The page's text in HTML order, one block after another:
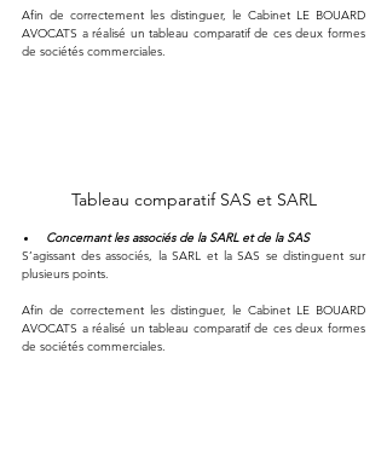
Afin de correctement les distinguer, le Cabinet LE BOUARD
AVOCATS a réalisé un tableau comparatif de ces deux formes
de sociétés commerciales.
Tableau comparatif SAS et SARL
Concernant les associés de la SARL et de la SAS
S’agissant des associés, la SARL et la SAS se distinguent sur
plusieurs points.
Afin de correctement les distinguer, le Cabinet LE BOUARD
AVOCATS a réalisé un tableau comparatif de ces deux formes
de sociétés commerciales.